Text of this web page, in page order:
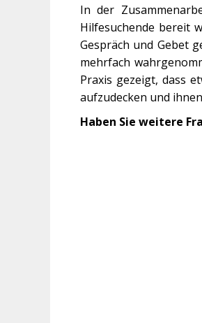
In der
Hilfesuchende bereit
Gespräch und Gebet
mehrfach
Praxis gezeigt, dass
aufzudecken und
Haben Sie weitere